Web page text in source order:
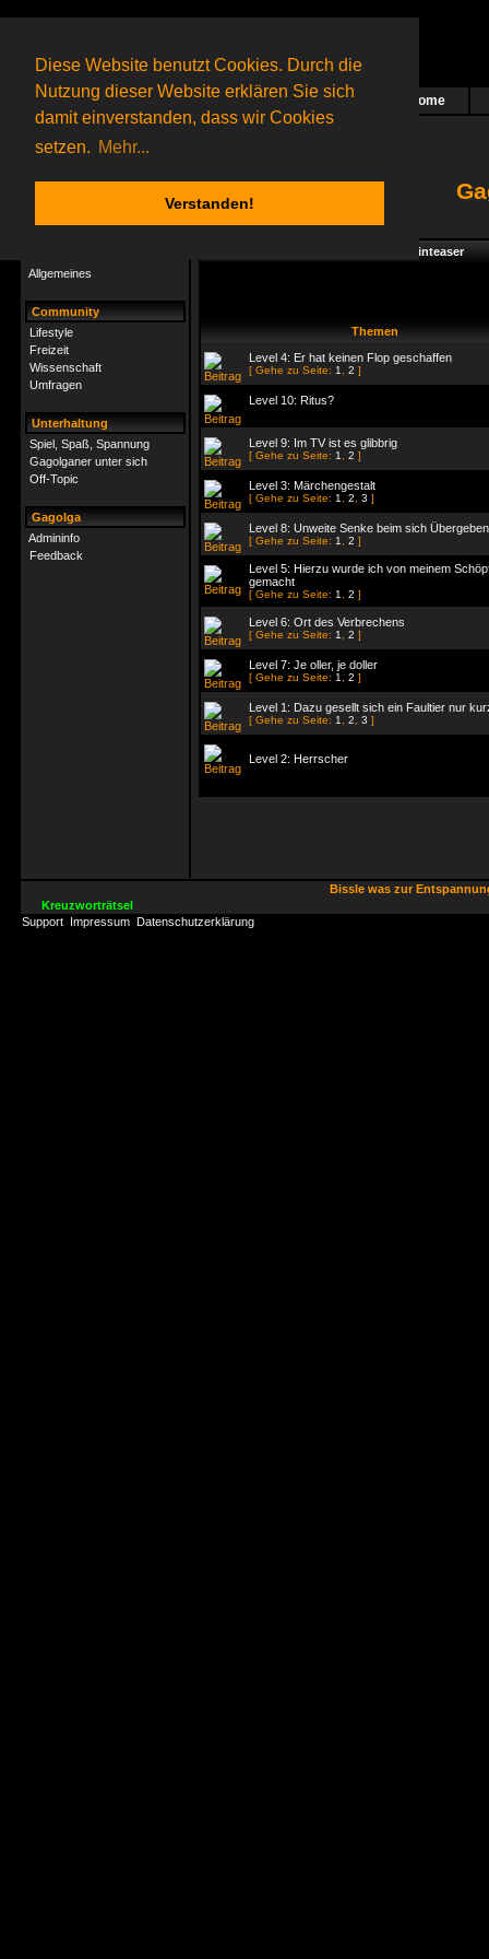
Diese Website benutzt Cookies. Durch die
Nutzung dieser Website erklären Sie sich
damit einverstanden, dass wir Cookies
setzen. Mehr...
Verstanden!
Das nächste Rätsel ist in Arbeit Home
74 Gagolganeronline(0 registrierte und 74 Gäste)
Gagolganer:
9732Rätsel online:
Allgemeines
Community
Lifestyle
Freizeit
Wissenschaft
Umfragen
Unterhaltung
Spiel, Spaß, Spannung
Gagolganer unter sich
Off-Topic
Gagolga
Admininfo
Feedback
Gagolga - Brainteaser
Themen
Level 4: Er hat keinen Flop geschaffen
[ Gehe zu Seite: 1 2 ]
Level 10: Ritus?
Level 9: Im TV ist es glibbrig
[ Gehe zu Seite: 1 2 ]
Level 3: Märchengestalt
[ Gehe zu Seite: 1 2 3 ]
Level 8: Unweite Senke beim sich
[ Gehe zu Seite: 1 2 ]
Level 5: Hierzu wurde ich von meinem
gemacht
[ Gehe zu Seite: 1 2 ]
Level 6: Ort des Verbrechens
[ Gehe zu Seite: 1 2 ]
Level 7: Je oller, je doller
[ Gehe zu Seite: 1 2 ]
Level 1: Dazu gesellt sich ein Faultier nur
[ Gehe zu Seite: 1 2 3 ]
Level 2: Herrscher
Bissle was zur
Kreuzworträtsel
Support Impressum Datenschutzerklärung